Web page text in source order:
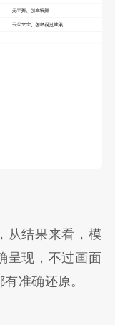
从结果来看，模
呈现，不过画面
准确还原。